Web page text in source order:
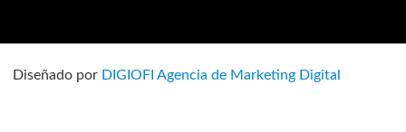
Diseñado por DIGIOFI Agencia de Marketing Digital